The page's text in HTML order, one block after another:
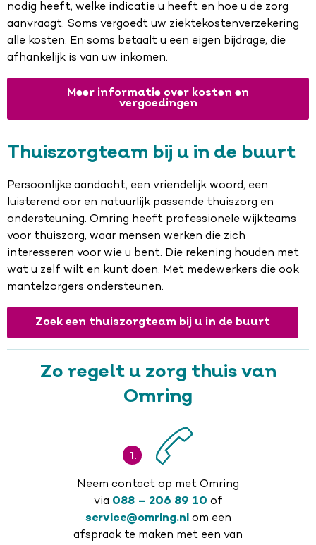
nodig heeft, welke indicatie u heeft en hoe u de zorg
aanvraagt. Soms vergoedt uw ziektekostenverzekering
alle kosten. En soms betaalt u een eigen bijdrage, die
afhankelijk is van uw inkomen.
Meer informatie over kosten en
vergoedingen
Thuiszorgteam bij u in de buurt
Persoonlijke aandacht, een vriendelijk woord, een
luisterend oor en natuurlijk passende thuiszorg en
ondersteuning. Omring heeft professionele wijkteams
voor thuiszorg, waar mensen werken die zich
interesseren voor wie u bent. Die rekening houden met
wat u zelf wilt en kunt doen. Met medewerkers die ook
mantelzorgers ondersteunen.
Zoek een thuiszorgteam bij u in de buurt
Zo regelt u zorg thuis van
Omring
1.
Neem contact op met Omring
via 088 – 206 89 10 of
service@omring.nl om een
afspraak te maken met een van